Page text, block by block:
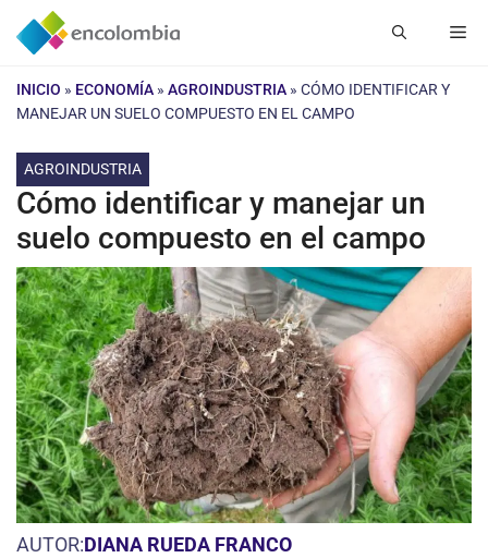
Saltar
INICIO » ECONOMÍA » AGROINDUSTRIA » CÓMO IDENTIFICAR Y
MANEJAR UN SUELO COMPUESTO EN EL CAMPO
AGROINDUSTRIA
Cómo identificar y manejar un
suelo compuesto en el campo
AUTOR:DIANA RUEDA FRANCO